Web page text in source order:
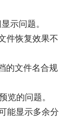
示问题。
恢复效果不
文件名合规
的问题。
能显示多余分